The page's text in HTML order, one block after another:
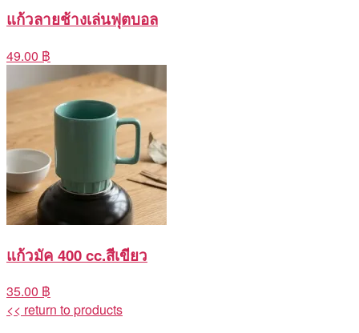
แก้วลายช้างเล่นฟุตบอล
49.00 ฿
แก้วมัค 400 cc.สีเขียว
35.00 ฿
<< return to products